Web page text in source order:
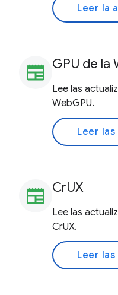
Leer la
newspaper GPU de la
Lee las
WebGPU.
Leer
newspaper CrUX
Lee las
CrUX.
Leer